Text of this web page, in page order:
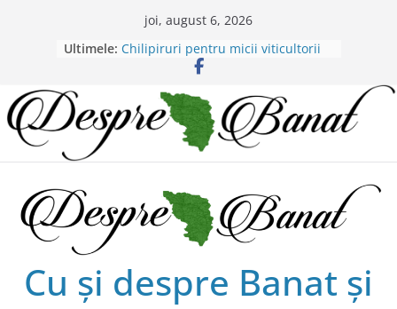
joi, august 6, 2026
Ultimele: Chilipiruri pentru micii viticultorii
partea administraţiei judeţene?
Lansarea de carte a lui Alex Murgoi
în Timișoara
Alex Murgoi, un glas al lumii
20 de trăiri, 20 de visuri cu
Alexandru Murgoi.
Cu şi despre Banat şi